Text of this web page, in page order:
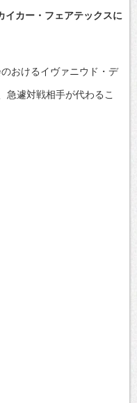
イカー・フェアテックスに
おけるイヴァニウド・デ
急遽対戦相手が代わるこ